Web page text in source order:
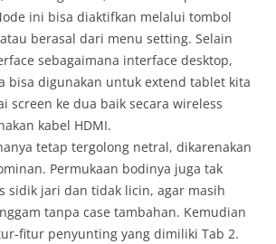
ini bisa diaktifkan melalui tombol
berasal dari menu setting. Selain
sebagaimana interface desktop,
bisa digunakan untuk extend tablet kita
screen ke dua baik secara wireless
kabel HDMI.
tetap tergolong netral, dikarenakan
Permukaan bodinya juga tak
sidik jari dan tidak licin, agar masih
tanpa case tambahan. Kemudian
fitur penyunting yang dimiliki Tab 2.